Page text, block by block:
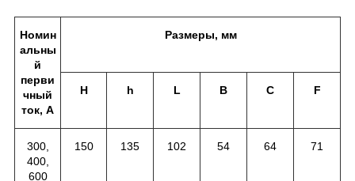
Номин
альны
й
перви
чный
ток, А
Размеры, мм
H h L B C F
300,
400,
600
150 135 102 54 64 71